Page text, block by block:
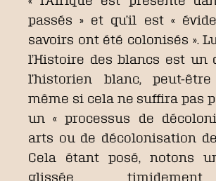
passés » et qu’il est «
savoirs ont été colonisés ».
l’Histoire des blancs est un
l’historien blanc, peut-être
même si cela ne suffira pas
un « processus de
arts ou de décolonisation
Cela étant posé, notons
glissée